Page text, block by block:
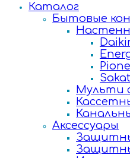
Каталог
Бытовые
Мульти
Аксессуары